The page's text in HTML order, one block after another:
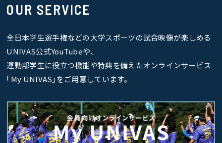
OUR SERVICE
全日本学生選手権などの大学スポーツの試合映像が楽しめる
UNIVAS公式YouTubeや、
運動部学生に役立つ機能や特典を備えたオンラインサービス
｢My UNIVAS｣をご用意しています。